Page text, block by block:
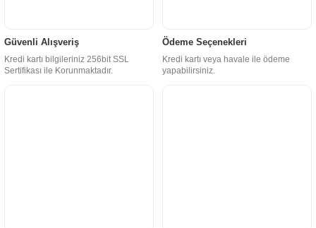
Güvenli Alışveriş
Kredi kartı bilgileriniz 256bit SSL
Sertifikası ile Korunmaktadır.
Ödeme Seçenekleri
Kredi kartı veya havale ile ödeme
yapabilirsiniz.